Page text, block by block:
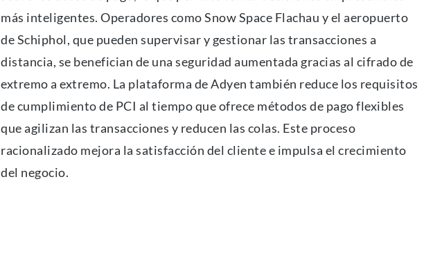
más inteligentes. Operadores como Snow Space Flachau y el aeropuerto
de Schiphol, que pueden supervisar y gestionar las transacciones a
distancia, se benefician de una seguridad aumentada gracias al cifrado de
extremo a extremo. La plataforma de Adyen también reduce los requisitos
de cumplimiento de PCI al tiempo que ofrece métodos de pago flexibles
que agilizan las transacciones y reducen las colas. Este proceso
racionalizado mejora la satisfacción del cliente e impulsa el crecimiento
del negocio.